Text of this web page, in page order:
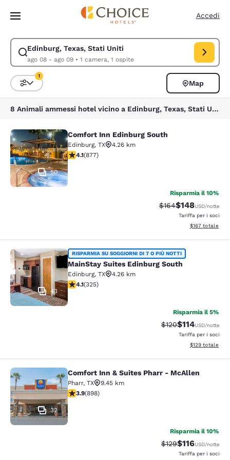
Vai A Contenuto Principale
Accedi
Edinburg, Texas, Stati Uniti
ago 08 - ago 09• 1 camera, 1 ospite
Modifica la ricerca per Edinburg, Texas, Stati Uniti. Data di check-in
Ordina e filtra
1
Map
8 Animali ammessi hotel vicino a Edinburg, Texas, Stati Uniti corrispondono ai tuoi filtri
Comfort Inn Edinburg South
50
Comfort Inn Edinburg South
Edinburg, TX
4.26 km
Valutazione di 4.12 stelle. Molto buono. 877 recensioni
4.1(877)
Risparmia il 10%
Tariffa di barratura:
$164Tariffa
$148USD/notte
Tariffa per i soci
Visualizza i
$167 totale
MainStay Suites Edinburg South
43
RISPARMIA SU SOGGIORNI DI 7 O PIÙ NOTTI
MainStay Suites Edinburg South
Edinburg, TX
4.26 km
Valutazione di 4.1 stelle. Molto buono. 325 recensioni
4.1(325)
Risparmia il 5%
Tariffa di
$120Tariffa
$114USD/notte
Tariffa per i soci
Visualizza i
$129 totale
Comfort Inn & Suites Pharr -
32
Comfort Inn & Suites Pharr - McAllen
Pharr, TX
9.45 km
Valutazione di 3.92 stelle. Buono. 898 recensioni
3.9(898)
Risparmia il 10%
Tariffa di
$129Tariffa
$116USD/notte
Tariffa per i soci